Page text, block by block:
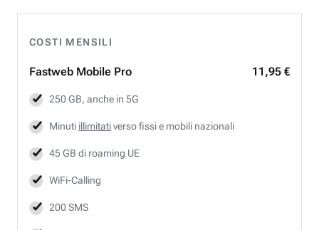
COSTI MENSILI
Fastweb Mobile Pro 11,95 €
250 GB, anche in 5G
Minuti illimitativerso fissi e mobili nazionali
45 GB di roaming UE
WiFi-Calling
200 SMS